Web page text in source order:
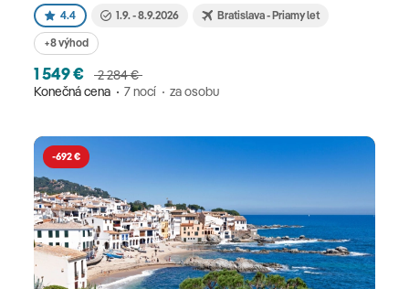
4.4 1.9. - 8.9.2026 Bratislava - Priamy let
+8 výhod
1 549 €
2 284 €
Konečná cena
7 nocí za osobu
-692 €